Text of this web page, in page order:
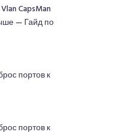
CapsMan
— Гайд по
портов к
портов к